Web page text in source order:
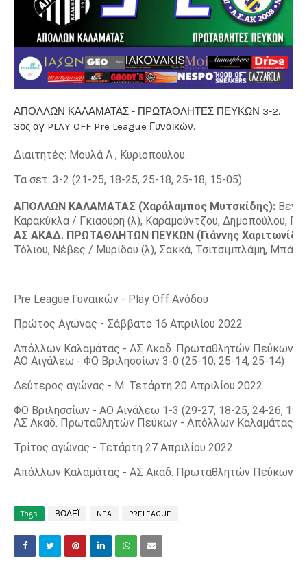
ΑΠΟΛΛΩΝ ΚΑΛΑΜΑΤΑΣ - ΠΡΩΤΑΘΛΗΤΕΣ ΠΕΥΚΩΝ 3-2.
3ος αγ PLAY OFF Pre League Γυναικών.
Διαιτητές: Μουλά Λ., Κυριοπούλου.
Τα σετ: 3-2 (21-25, 18-25, 25-18, 25-18, 15-05)
ΑΠΟΛΛΩΝ ΚΑΛΑΜΑΤΑΣ (Χαράλαμπος Μυτσκίδης):
Καρακύκλα / Γκιαούρη (λ), Καραμούντζου, Δημοπούλου,
ΑΣ ΑΚΑΔ. ΠΡΩΤΑΘΛΗΤΩΝ ΠΕΥΚΩΝ (Γιάννης
Τόλιου, Νέβες / Μυρίδου (λ), Σακκά, Τσιτσιμπλάμη,
Pre League Γυναικών - Play Off Ανόδου
Πρώτος Αγώνας - Σάββατο 16 Απριλίου 2022
Απόλλων Καλαμάτας - ΑΣ Ακαδ. Πρωταθλητών Πεύκων 0-
ΑΟ Αιγάλεω - ΦΟ Βριλησσίων 3-0 (25-10, 25-14, 25-14)
Δεύτερος αγώνας - Μ. Τετάρτη 20 Απριλίου 2022
ΦΟ Βριλησσίων - ΑΟ Αιγάλεω 1-3 (29-27, 18-25, 24-26, 19-
ΑΣ Ακαδ. Πρωταθλητών Πεύκων - Απόλλων Καλαμάτας 1-
Τρίτος αγώνας - Τετάρτη 27 Απριλίου 2022
Απόλλων Καλαμάτας - ΑΣ Ακαδ. Πρωταθλητών Πεύκων 3-
Tags ΒΟΛΕΪ NEA PRELEAGUE